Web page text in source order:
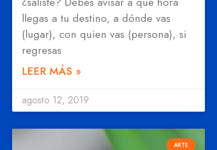
llegas a tu destino, a dónde vas
(lugar), con quien vas (persona), si
regresas
LEER MÁS »
agosto 12, 2019
ARTE